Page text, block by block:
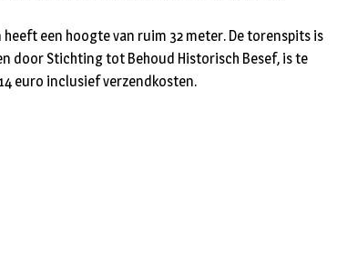
een hoogte van ruim 32 meter. De torenspits is
door Stichting tot Behoud Historisch Besef, is te
euro inclusief verzendkosten.